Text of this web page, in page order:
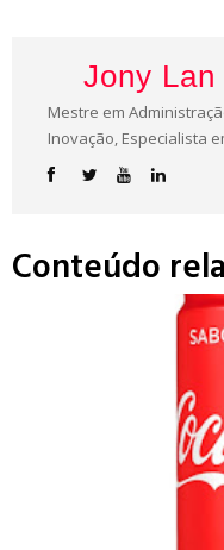
Jony Lan
Mestre em
Inovação, Especialista
Conteúdo